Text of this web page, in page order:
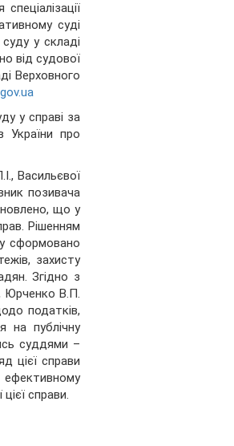
суді
у складі
від судової
Верховного
у справі за
України про
Васильєвої
позивача
що у
Рішенням
сформовано
захисту
Згідно з
Юрченко В.П.
податків,
на публічну
суддями –
цієї справи
ефективному
справи.